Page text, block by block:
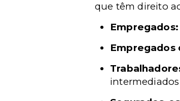
que têm direito
Empregados:
Empregados